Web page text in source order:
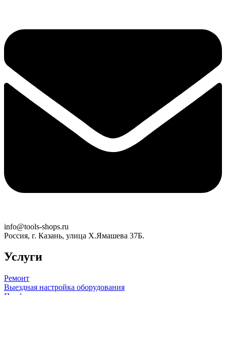
info@tools-shops.ru
Россия, г. Казань, улица Х.Ямашева 37Б.
Услуги
Ремонт
Выездная настройка оборудования
Профилактика